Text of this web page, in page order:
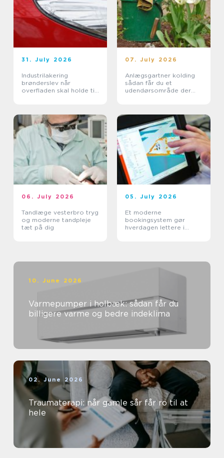
31. July 2026
Industrilakering
brønderslev når
overfladen skal holde til
07. July 2026
Anlægsgartner kolding
sådan får du et
udendørsområde der
06. July 2026
Tandlæge vesterbro tryg
og moderne tandpleje
tæt på dig
05. July 2026
Et moderne
bookingsystem gør
hverdagen lettere i
10. June 2026
Varmepumper i holbæk: sådan får du
billigere varme og bedre indeklima
02. June 2026
Traumaterapi: når gamle sår får ro til at
hele